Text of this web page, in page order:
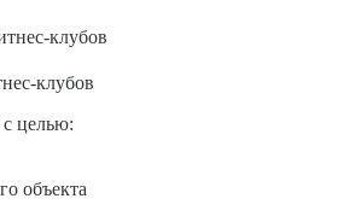
клубов
клубов
с целью:
объекта